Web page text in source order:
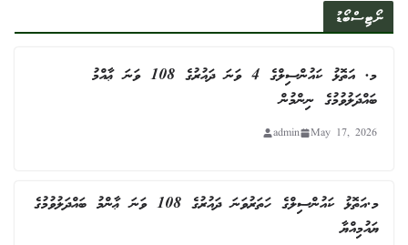
ނޯޓިސްބޯޑު
މ. އަތޮޅު ކައުންސިލްގެ 4 ވަނަ ދައުރުގެ 108 ވަނަ ޢާއްމު
ބައްދަލުވުމުގެ ނިންމުން
May 17, 2026
admin
މ.އަތޮޅު ކައުންސިލްގެ ހަތަރުވަނަ ދައުރުގެ 108 ވަނަ ޢާންމު ބައްދަލުވުމުގެ
ޔައުމިއްޔާ